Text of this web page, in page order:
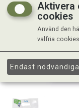
Aktivera
cookies
Använd den
valfria
Endast nödvändiga